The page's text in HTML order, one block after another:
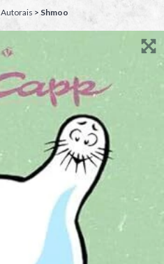
Autorais > Shmoo